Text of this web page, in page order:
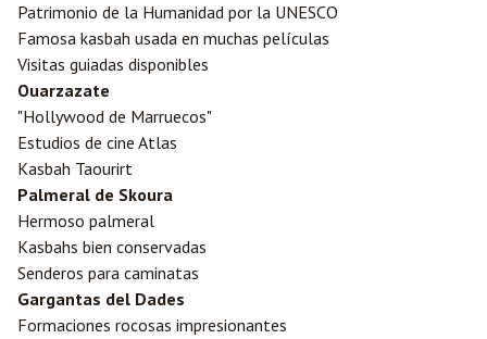
Patrimonio de la Humanidad por la UNESCO
Famosa kasbah usada en muchas películas
Visitas guiadas disponibles
Ouarzazate
"Hollywood de Marruecos"
Estudios de cine Atlas
Kasbah Taourirt
Palmeral de Skoura
Hermoso palmeral
Kasbahs bien conservadas
Senderos para caminatas
Gargantas del Dades
Formaciones rocosas impresionantes